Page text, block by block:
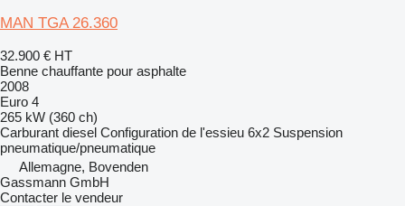
MAN TGA 26.360
32.900 € HT
Benne chauffante pour asphalte
2008
Euro 4
265 kW (360 ch)
Carburant diesel Configuration de l'essieu 6x2 Suspension
pneumatique/pneumatique
Allemagne, Bovenden
Gassmann GmbH
Contacter le vendeur